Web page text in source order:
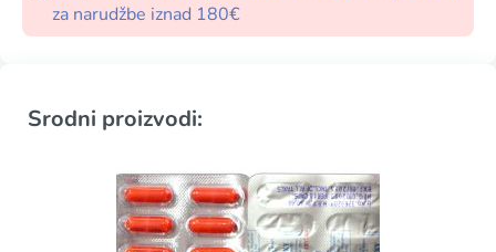
za narudžbe iznad 180€
Srodni proizvodi: